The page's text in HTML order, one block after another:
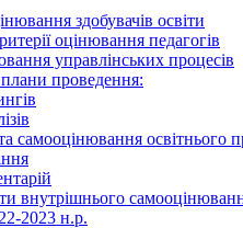
здобувачів освіти
оцінювання педагогів
управлінських процесів
проведення:
самооцінювання освітнього
внутрішнього
2023 н.р.